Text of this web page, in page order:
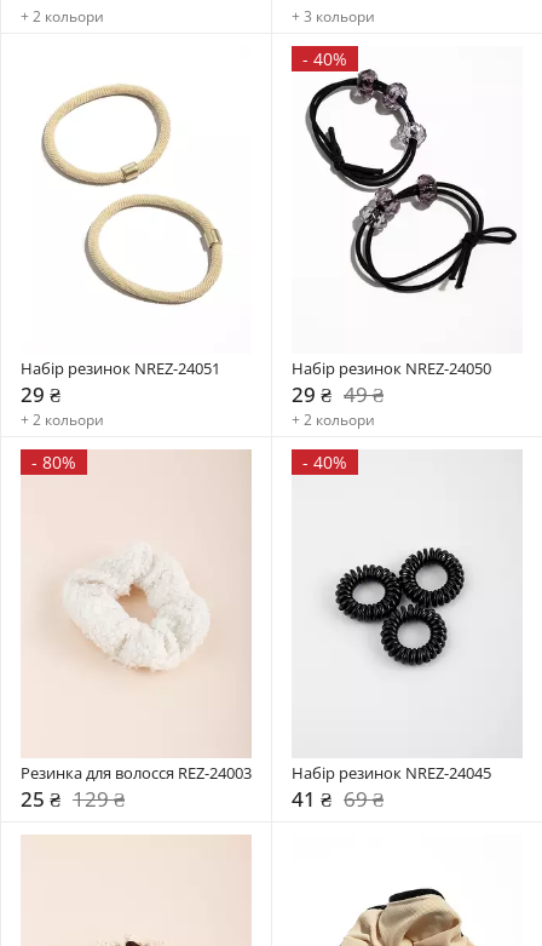
+ 2 кольори + 3 кольори
Набір резинок NREZ-24051
29 ₴
+ 2 кольори
- 40%
Набір резинок NREZ-24050
29 ₴ 49 ₴
+ 2 кольори
- 80%
Резинка для волосся REZ-24003
25 ₴ 129 ₴
- 40%
Набір резинок NREZ-24045
41 ₴ 69 ₴